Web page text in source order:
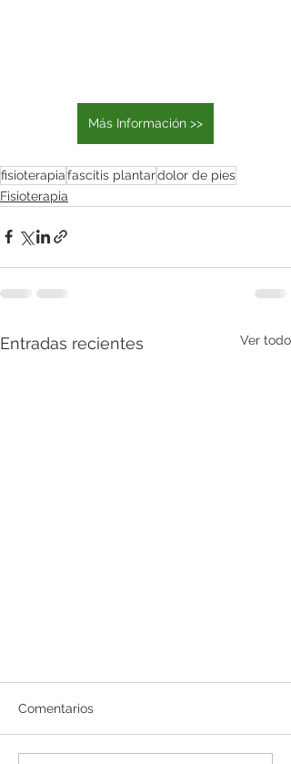
Más Información >>
fisioterapiafascitis plantardolor de pies
Fisioterapia
Entradas recientes Ver todo
Comentarios